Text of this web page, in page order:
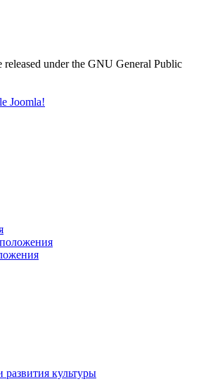
released under the GNU General Public
Joomla!
развития культуры